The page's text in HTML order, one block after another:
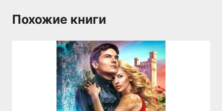
Похожие книги